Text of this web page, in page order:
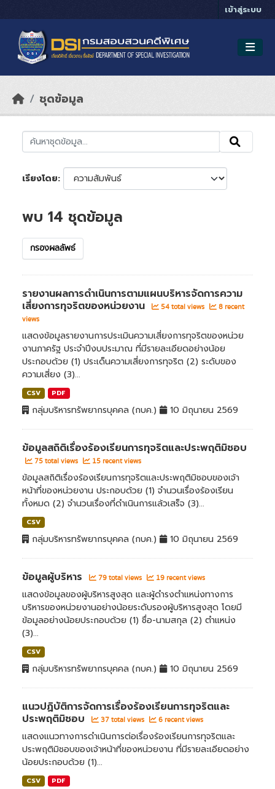
เข้าสู่ระบบ
ชุดข้อมูล
เรียงโดย
พบ 14 ชุดข้อมูล
กรองผลลัพธ์
รายงานผลการดำเนินการตามแผนบริหารจัดการความ
เสี่ยงการทุจริตของหน่วยงาน
54 total views
8 recent
views
แสดงข้อมูลรายงานการประเมินความเสี่ยงการทุจริตของหน่วย
งานภาครัฐ ประจำปีงบประมาณ ที่มีรายละเอียดอย่างน้อย
ประกอบด้วย (1) ประเด็นความเสี่ยงการทุจริต (2) ระดับของ
ความเสี่ยง (3)...
CSV PDF
กลุ่มบริหารทรัพยากรบุคคล (กบค.) 10 มิถุนายน 2569
ข้อมูลสถิติเรื่องร้องเรียนการทุจริตและประพฤติมิชอบ
75 total views 15 recent views
ข้อมูลสถิติเรื่องร้องเรียนการทุจริตและประพฤติมิชอบของเจ้า
หน้าที่ของหน่วยงาน ประกอบด้วย (1) จำนวนเรื่องร้องเรียน
ทั้งหมด (2) จำนวนเรื่องที่ดำเนินการแล้วเสร็จ (3)...
CSV
กลุ่มบริหารทรัพยากรบุคคล (กบค.) 10 มิถุนายน 2569
ข้อมูลผู้บริหาร 79 total views 19 recent views
แสดงข้อมูลของผู้บริหารสูงสุด และผู้ดำรงตำแหน่งทางการ
บริหารของหน่วยงานอย่างน้อยระดับรองผู้บริหารสูงสุด โดยมี
ข้อมูลอย่างน้อยประกอบด้วย (1) ชื่อ-นามสกุล (2) ตำแหน่ง
(3)...
CSV
กลุ่มบริหารทรัพยากรบุคคล (กบค.) 10 มิถุนายน 2569
แนวปฏิบัติการจัดการเรื่องร้องเรียนการทุจริตและ
ประพฤติมิชอบ
37 total views 6 recent views
แสดงแนวทางการดำเนินการต่อเรื่องร้องเรียนการทุจริตและ
ประพฤติมิชอบของเจ้าหน้าที่ของหน่วยงาน ที่มีรายละเอียดอย่าง
น้อยประกอบด้วย (1)...
CSV PDF